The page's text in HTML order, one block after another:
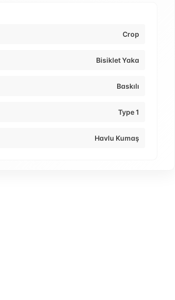
Crop
Bisiklet Yaka
Baskılı
Type 1
Havlu Kumaş